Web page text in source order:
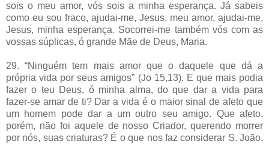
sois o meu amor, vós sois a minha esperança. Já sabeis
como eu sou fraco, ajudai-me, Jesus, meu amor, ajudai-me,
Jesus, minha esperança. Socorrei-me também vós com as
vossas súplicas, ó grande Mãe de Deus, Maria.
29. “Ninguém tem mais amor que o daquele que dá a
própria vida por seus amigos” (Jo 15,13). E que mais podia
fazer o teu Deus, ó minha alma, do que dar a vida para
fazer-se amar de ti? Dar a vida é o maior sinal de afeto que
um homem pode dar a um outro seu amigo. Que afeto,
porém, não foi aquele de nosso Criador, querendo morrer
por nós, suas criaturas? É o que nos faz considerar S. João,